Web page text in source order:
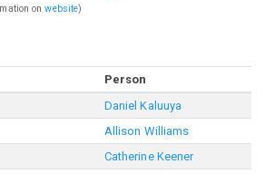
onwebsite)
Person
Daniel Kaluuya
Allison Williams
Catherine Keener